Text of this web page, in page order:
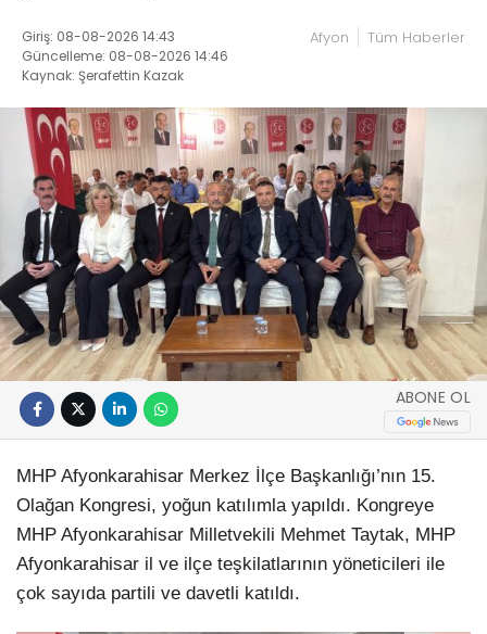
Giriş: 08-08-2026 14:43
Güncelleme: 08-08-2026 14:46
Kaynak: Şerafettin Kazak
Afyon Tüm Haberler
ABONE OL
MHP Afyonkarahisar Merkez İlçe Başkanlığı’nın 15.
Olağan Kongresi, yoğun katılımla yapıldı. Kongreye
MHP Afyonkarahisar Milletvekili Mehmet Taytak, MHP
Afyonkarahisar il ve ilçe teşkilatlarının yöneticileri ile
çok sayıda partili ve davetli katıldı.